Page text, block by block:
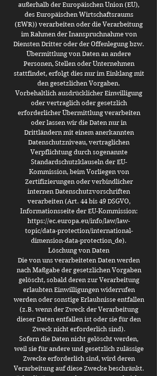
außerhalb der Europäischen Union (EU),
des Europäischen Wirtschaftsraums
(EWR)) verarbeiten oder die Verarbeitung
im Rahmen der Inanspruchnahme von
Diensten Dritter oder der Offenlegung bzw.
Übermittlung von Daten an andere
Personen, Stellen oder Unternehmen
stattfindet, erfolgt dies nur im Einklang mit
den gesetzlichen Vorgaben.
Vorbehaltlich ausdrücklicher Einwilligung
oder vertraglich oder gesetzlich
erforderlicher Übermittlung verarbeiten
oder lassen wir die Daten nur in
Drittländern mit einem anerkannten
Datenschutzniveau, vertraglichen
Verpflichtung durch sogenannte
Standardschutzklauseln der EU-
Kommission, beim Vorliegen von
Zertifizierungen oder verbindlicher
internen Datenschutzvorschriften
verarbeiten (Art. 44 bis 49 DSGVO,
Informationsseite der EU-Kommission:
https://ec.europa.eu/info/law/law-
topic/data-protection/international-
dimension-data-protection_de).
Löschung von Daten
Die von uns verarbeiteten Daten werden
nach Maßgabe der gesetzlichen Vorgaben
gelöscht, sobald deren zur Verarbeitung
erlaubten Einwilligungen widerrufen
werden oder sonstige Erlaubnisse entfallen
(z.B. wenn der Zweck der Verarbeitung
dieser Daten entfallen ist oder sie für den
Zweck nicht erforderlich sind).
Sofern die Daten nicht gelöscht werden,
weil sie für andere und gesetzlich zulässige
Zwecke erforderlich sind, wird deren
Verarbeitung auf diese Zwecke beschränkt.